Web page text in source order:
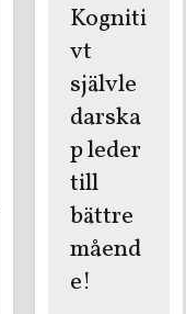
Kogniti
vt
självle
darska
p leder
till
bättre
måend
e!